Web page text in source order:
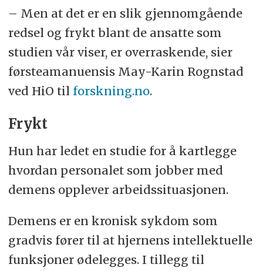
– Men at det er en slik gjennomgående
redsel og frykt blant de ansatte som
studien vår viser, er overraskende, sier
førsteamanuensis May-Karin Rognstad
ved HiO til forskning.no.
Frykt
Hun har ledet en studie for å kartlegge
hvordan personalet som jobber med
demens opplever arbeidssituasjonen.
Demens er en kronisk sykdom som
gradvis fører til at hjernens intellektuelle
funksjoner ødelegges. I tillegg til